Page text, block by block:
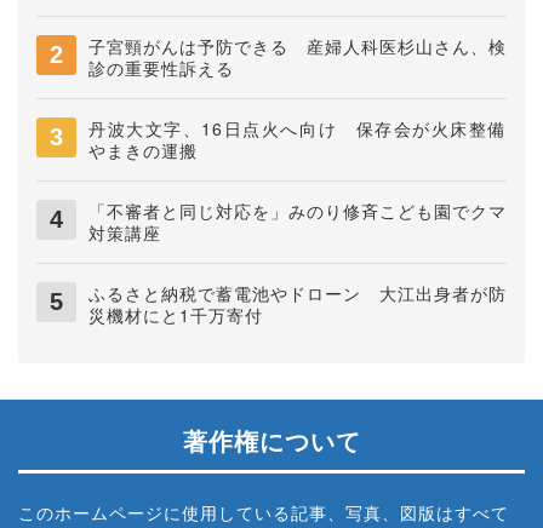
子宮頸がんは予防できる 産婦人科医杉山さん、検
診の重要性訴える
丹波大文字、16日点火へ向け 保存会が火床整備
やまきの運搬
「不審者と同じ対応を」みのり修斉こども園でクマ
対策講座
ふるさと納税で蓄電池やドローン 大江出身者が防
災機材にと1千万寄付
著作権について
このホームページに使用している記事、写真、図版はすべて